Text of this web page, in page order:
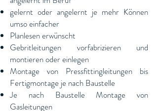
gelernt oder angelernt je mehr Können
umso einfacher
Planlesen erwünscht
Gebritleitungen vorfabrizieren und
montieren oder einlegen
Montage von Pressfittingleitungen bis
Fertigmontage je nach Baustelle
Je nach Baustelle Montage von
Gasleitungen